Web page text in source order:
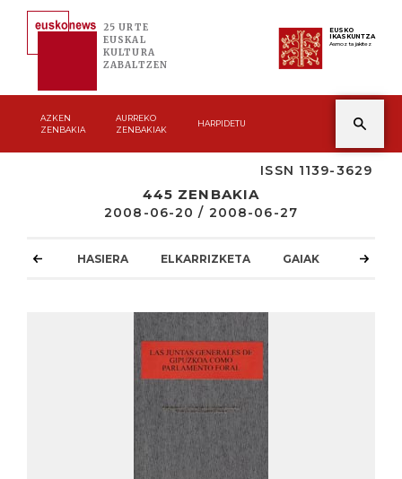
25 URTE
EUSKAL
KULTURA
ZABALTZEN
EUSKO
IKASKUNTZA
Asmoz ta jakitez
AZKEN
ZENBAKIA
AURREKO
ZENBAKIAK
HARPIDETU
ISSN 1139-3629
445 ZENBAKIA
2008-06-20 / 2008-06-27
HASIERA ELKARRIZKETA GAIAK